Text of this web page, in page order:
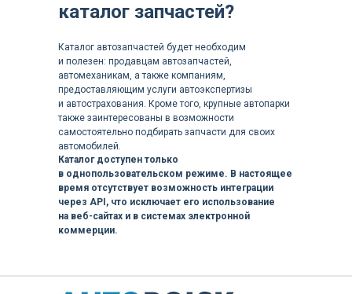
каталог запчастей?
Каталог доступен только
в однопользовательском режиме. В настоящее
время отсутствует возможность интеграции
через API, что исключает его использование
на веб-сайтах и в системах электронной
коммерции.
Каталог автозапчастей будет необходим
и полезен: продавцам автозапчастей,
автомеханикам, а также компаниям,
предоставляющим услуги автоэкспертизы
и автострахования. Кроме того, крупные автопарки
также заинтересованы в возможности
самостоятельно подбирать запчасти для своих
автомобилей.